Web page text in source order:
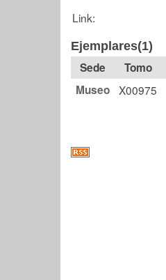
Link:
Ejemplares(1)
Tomo
Museo
X00975